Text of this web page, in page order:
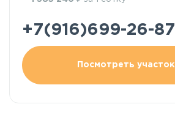
+7(916)699-26-87
Посмотреть участок